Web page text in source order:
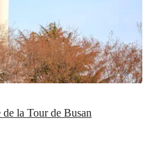
la Tour de Busan